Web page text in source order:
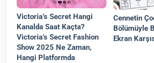
Victoria’s Secret Hangi
Kanalda Saat Kaçta?
Victoria’s Secret Fashion
Show 2025 Ne Zaman,
Hangi Platformda
Cennetin
Bölümüyle
Ekran